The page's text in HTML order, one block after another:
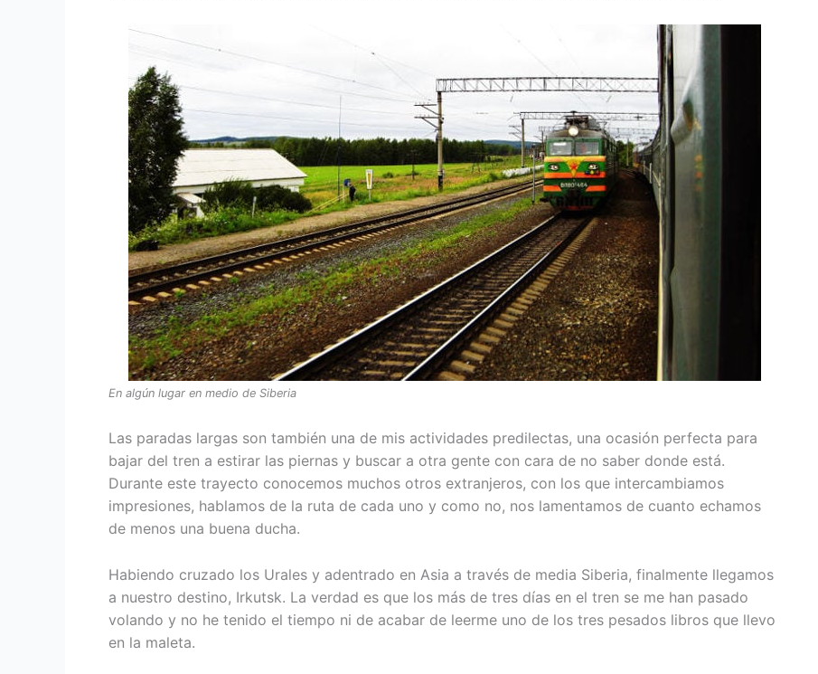
En algún lugar en medio de Siberia
Las paradas largas son también una de mis actividades predilectas, una ocasión perfecta para
bajar del tren a estirar las piernas y buscar a otra gente con cara de no saber donde está.
Durante este trayecto conocemos muchos otros extranjeros, con los que intercambiamos
impresiones, hablamos de la ruta de cada uno y como no, nos lamentamos de cuanto echamos
de menos una buena ducha.
Habiendo cruzado los Urales y adentrado en Asia a través de media Siberia, finalmente llegamos
a nuestro destino, Irkutsk. La verdad es que los más de tres días en el tren se me han pasado
volando y no he tenido el tiempo ni de acabar de leerme uno de los tres pesados libros que llevo
en la maleta.